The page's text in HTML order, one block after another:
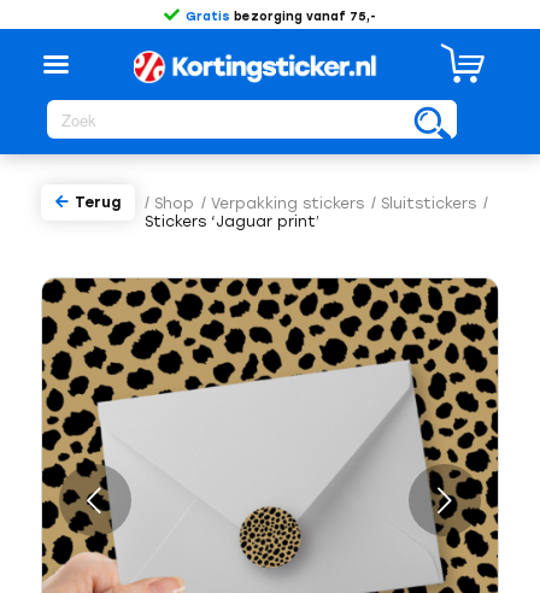
Gratis bezorging vanaf 75,-
/ Shop / Verpakking stickers / Sluitstickers /
Stickers ‘Jaguar print’
Terug
Volgende